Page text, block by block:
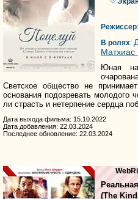
Режиссер:
В ролях:
Матхиас
Юная
Светское общество не
основания подозревать молодого
ли страсть и нетерпение сердца
Дата выхода фильма: 15.10.2022
Дата добавления: 22.03.2024
Последнее обновление: 22.03.2024
(The